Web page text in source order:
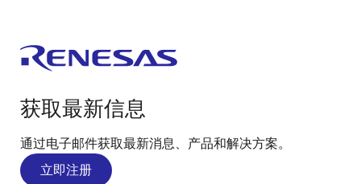
获取最新信息
通过电子邮件获取最新消息、产品和解决方案。
立即注册